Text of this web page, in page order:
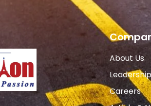
About Us
Leadership
Careers